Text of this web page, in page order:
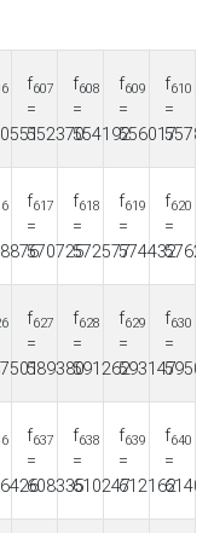
f607
=
552370
f608
=
554192
f609
=
556017
f610
=
f617
=
570725
f618
=
572577
f619
=
574432
f620
=
f627
=
589380
f628
=
591262
f629
=
593147
f630
=
f637
=
608335
f638
=
610247
f639
=
612162
f640
=